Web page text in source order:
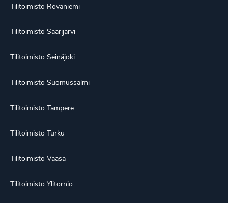
Tilitoimisto Rovaniemi
Tilitoimisto Saarijärvi
Tilitoimisto Seinäjoki
Tilitoimisto Suomussalmi
Tilitoimisto Tampere
Tilitoimisto Turku
Tilitoimisto Vaasa
Tilitoimisto Ylitornio